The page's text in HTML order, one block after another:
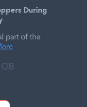
During
part of the